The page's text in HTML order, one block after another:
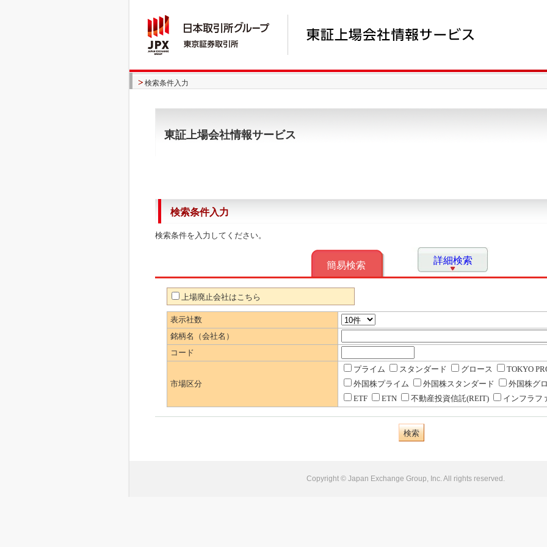
検索条件入力
東証上場会社情報サービス
検索条件入力
検索条件を入力してください。
簡易検索 詳細検索
上場廃止会社はこちら
表示社数
銘柄名（会社名）
コード
市場区分
プライム スタンダード グロース
TOKYO
外国株プライム
外国株スタンダード
外国株グ
ETF
ETN 不動産投資信託(REIT) インフラフ